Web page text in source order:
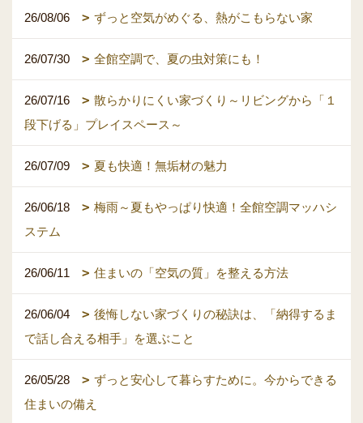
26/08/06 ずっと空気がめぐる、熱がこもらない家
26/07/30 全館空調で、夏の虫対策にも！
26/07/16
散らかりにくい家づくり～リビングから「１
段下げる」プレイスペース～
26/07/09 夏も快適！無垢材の魅力
26/06/18
梅雨～夏もやっぱり快適！全館空調マッハシ
ステム
26/06/11 住まいの「空気の質」を整える方法
26/06/04
後悔しない家づくりの秘訣は、「納得するま
で話し合える相手」を選ぶこと
26/05/28
ずっと安心して暮らすために。今からできる
住まいの備え